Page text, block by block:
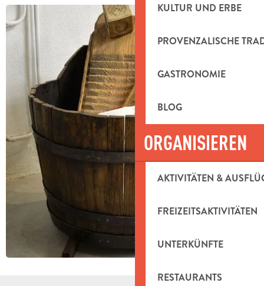
KULTUR UND ERBE
PROVENZALISCHE
GASTRONOMIE
BLOG
ORGANISIEREN
AKTIVITÄTEN &
FREIZEITSAKTIVITÄTEN
UNTERKÜNFTE
RESTAURANTS